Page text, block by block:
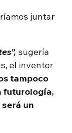
juntar
sugería
el inventor
tampoco
futurología,
un